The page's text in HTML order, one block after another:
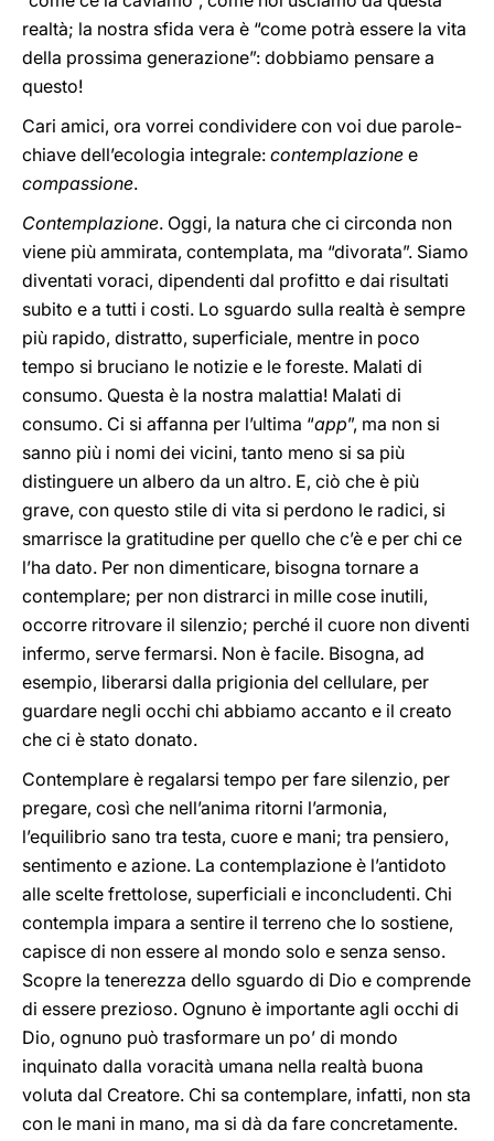
realtà; la nostra sfida vera è “come potrà essere la vita
della prossima generazione”: dobbiamo pensare a
questo!
Cari amici, ora vorrei condividere con voi due parole-
chiave dell’ecologia integrale: contemplazione e
compassione.
Contemplazione. Oggi, la natura che ci circonda non
viene più ammirata, contemplata, ma “divorata”. Siamo
diventati voraci, dipendenti dal profitto e dai risultati
subito e a tutti i costi. Lo sguardo sulla realtà è sempre
più rapido, distratto, superficiale, mentre in poco
tempo si bruciano le notizie e le foreste. Malati di
consumo. Questa è la nostra malattia! Malati di
consumo. Ci si affanna per l’ultima “app”, ma non si
sanno più i nomi dei vicini, tanto meno si sa più
distinguere un albero da un altro. E, ciò che è più
grave, con questo stile di vita si perdono le radici, si
smarrisce la gratitudine per quello che c’è e per chi ce
l’ha dato. Per non dimenticare, bisogna tornare a
contemplare; per non distrarci in mille cose inutili,
occorre ritrovare il silenzio; perché il cuore non diventi
infermo, serve fermarsi. Non è facile. Bisogna, ad
esempio, liberarsi dalla prigionia del cellulare, per
guardare negli occhi chi abbiamo accanto e il creato
che ci è stato donato.
Contemplare è regalarsi tempo per fare silenzio, per
pregare, così che nell’anima ritorni l’armonia,
l’equilibrio sano tra testa, cuore e mani; tra pensiero,
sentimento e azione. La contemplazione è l’antidoto
alle scelte frettolose, superficiali e inconcludenti. Chi
contempla impara a sentire il terreno che lo sostiene,
capisce di non essere al mondo solo e senza senso.
Scopre la tenerezza dello sguardo di Dio e comprende
di essere prezioso. Ognuno è importante agli occhi di
Dio, ognuno può trasformare un po’ di mondo
inquinato dalla voracità umana nella realtà buona
voluta dal Creatore. Chi sa contemplare, infatti, non sta
con le mani in mano, ma si dà da fare concretamente.